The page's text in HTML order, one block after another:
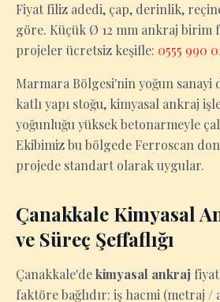
Fiyat filiz adedi, çap, derinlik,
göre. Küçük Ø 12 mm ankraj birim
projeler ücretsiz keşifle: 0555 990
Marmara Bölgesi'nin yoğun sanayi
katlı yapı stoğu, kimyasal ankraj
yoğunluğu yüksek betonarmeyle
Ekibimiz bu bölgede Ferroscan
projede standart olarak uygular.
Çanakkale Kimyasal
ve Süreç Şeffaflığı
Çanakkale'dekimyasal ankraj
faktöre bağlıdır: iş hacmi (metraj /